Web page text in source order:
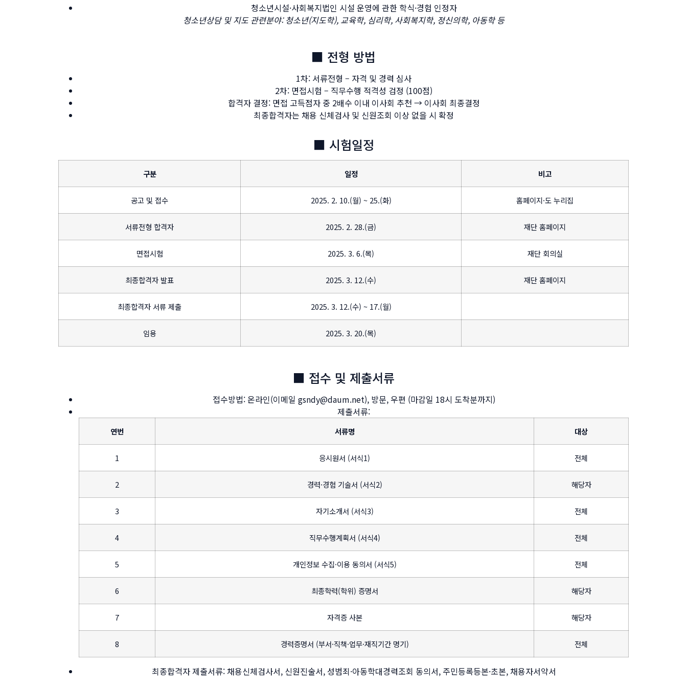
청소년시설·사회복지법인 시설 운영에 관한 학식·경험 인정자
청소년상담 및 지도 관련분야: 청소년(지도학), 교육학, 심리학, 사회복지학, 정신의학, 아동학 등
■ 전형 방법
1차: 서류전형 – 자격 및 경력 심사
2차: 면접시험 – 직무수행 적격성 검정 (100점)
합격자 결정: 면접 고득점자 중 2배수 이내 이사회 추천 → 이사회 최종결정
최종합격자는 채용 신체검사 및 신원조회 이상 없을 시 확정
■ 시험일정
구분 일정 비고
공고 및 접수 2025. 2. 10.(월) ~ 25.(화) 홈페이지·도 누리집
서류전형 합격자 2025. 2. 28.(금) 재단 홈페이지
면접시험 2025. 3. 6.(목) 재단 회의실
최종합격자 발표 2025. 3. 12.(수) 재단 홈페이지
최종합격자 서류 제출 2025. 3. 12.(수) ~ 17.(월)
임용 2025. 3. 20.(목)
■ 접수 및 제출서류
접수방법: 온라인(이메일 gsndy@daum.net), 방문, 우편 (마감일 18시 도착분까지)
제출서류:
연번 서류명 대상
1 응시원서 (서식1) 전체
2 경력·경험 기술서 (서식2) 해당자
3 자기소개서 (서식3) 전체
4 직무수행계획서 (서식4) 전체
5 개인정보 수집·이용 동의서 (서식5) 전체
6 최종학력(학위) 증명서 해당자
7 자격증 사본 해당자
8 경력증명서 (부서·직책·업무·재직기간 명기) 전체
최종합격자 제출서류: 채용신체검사서, 신원진술서, 성범죄·아동학대경력조회 동의서, 주민등록등본·초본, 채용자서약서